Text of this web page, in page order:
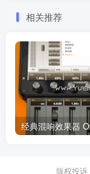
相关推荐
版权投诉